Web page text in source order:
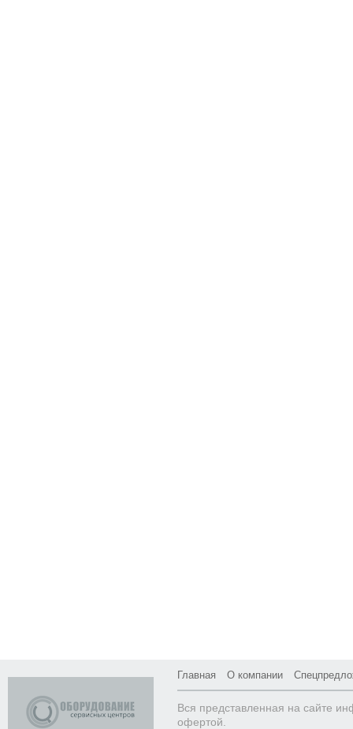
Главная О компании
Вся представленная на сайте
офертой.